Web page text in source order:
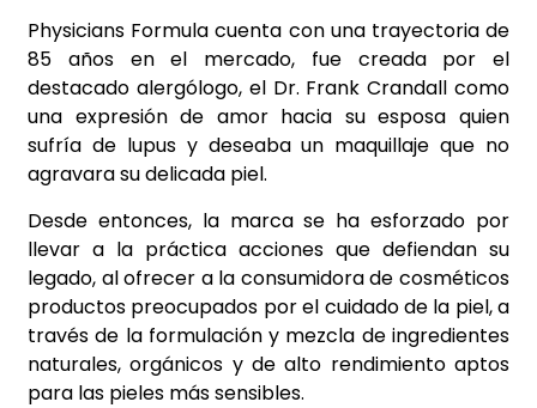
Physicians Formula cuenta con una trayectoria de
85 años en el mercado, fue creada por el
destacado alergólogo, el Dr. Frank Crandall como
una expresión de amor hacia su esposa quien
sufría de lupus y deseaba un maquillaje que no
agravara su delicada piel.
Desde entonces, la marca se ha esforzado por
llevar a la práctica acciones que defiendan su
legado, al ofrecer a la consumidora de cosméticos
productos preocupados por el cuidado de la piel, a
través de la formulación y mezcla de ingredientes
naturales, orgánicos y de alto rendimiento aptos
para las pieles más sensibles.